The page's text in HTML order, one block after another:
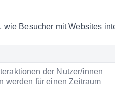
Besucher mit Websites
der Nutzer/innen
werden für einen Zeitraum